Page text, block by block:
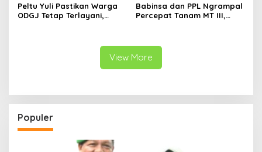
Peltu Yuli Pastikan Warga
ODGJ Tetap Terlayani,
Babinsa dan PPL Ngrampal
Percepat Tanam MT III,
View More
Populer